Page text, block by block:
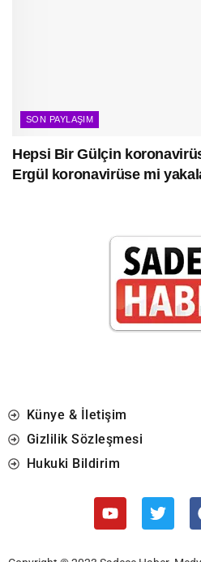
SON PAYLAŞIM
Hepsi Bir Gülçin
Ergül koronavirüse mi
Künye & İletişim
Gizlilik Sözleşmesi
Hukuki Bildirim